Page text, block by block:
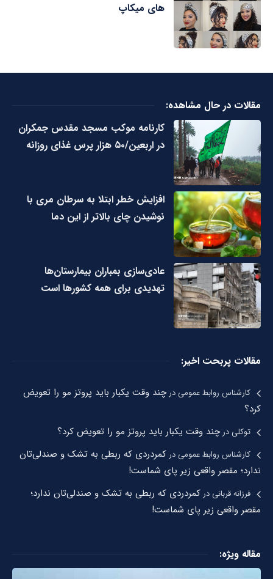
های میکاپ
مقالات در حال مشاهده:
کارنامه موکب مسجد مقدس جمکران
در اربعین/۵۰ هزار پرس غذای روزانه
افزایش خطر ابتلا به سرطان مری با
نوشیدن چای بالاتر از این دما
عادی‌سازی بمباران بیمارستان‌ها
تهدیدی برای همه کشورها است
مقالات پربحت اخیر:
کارشناس روابط عمومیدرچند وقت یکبار باید پروتز مو را تعویض
کرد؟
توکلیدرچند وقت یکبار باید پروتز مو را تعویض کرد؟
کارشناس روابط عمومیدر کمردردی که ربطی به تشک و صندلی‌تان
ندارد؛ مقصر واقعی زیر پای شماست!
فرزانه قربانیدر کمردردی که ربطی به تشک و صندلی‌تان ندارد؛
مقصر واقعی زیر پای شماست!
مقاله ویژه: